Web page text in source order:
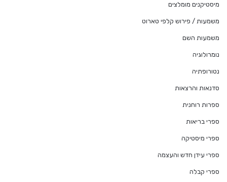
מיסטיקנים מומלצים
משמעות / פירוש קלפי טארוט
משמעות השם
נומרולוגיה
נטורופתיה
סדנאות והרצאות
ספרות רוחנית
ספרי בריאות
ספרי מיסטיקה
ספרי עידן חדש והעצמה
ספרי קבלה